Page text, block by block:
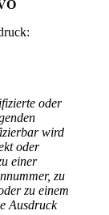
oder
wird
oder
einer
zu
zu einem
Ausdruck